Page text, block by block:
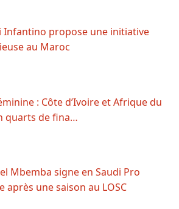
Infantino propose une initiative
au Maroc
: Côte d’Ivoire et Afrique du
quarts de fina…
Mbemba signe en Saudi Pro
après une saison au LOSC